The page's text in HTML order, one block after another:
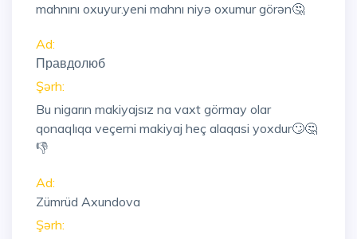
mahnını oxuyur.yeni mahnı niyə oxumur görən🤔
Ad:
Правдолюб
Şərh:
Bu nigarın makiyajsız na vaxt görmay olar
qonaqlıqa veçerni makiyaj heç alaqasi yoxdur🙄🤔
👎
Ad:
Zümrüd Axundova
Şərh: